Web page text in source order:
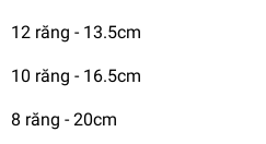
12 răng - 13.5cm
10 răng - 16.5cm
8 răng - 20cm